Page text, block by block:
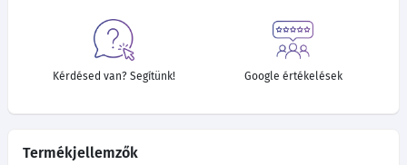
Kérdésed van? Segítünk! Google értékelések
Termékjellemzők